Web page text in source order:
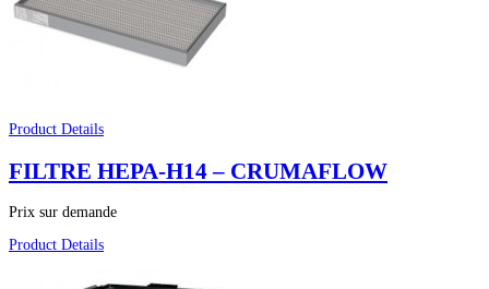
Product Details
FILTRE HEPA-H14 – CRUMAFLOW
Prix sur demande
Product Details